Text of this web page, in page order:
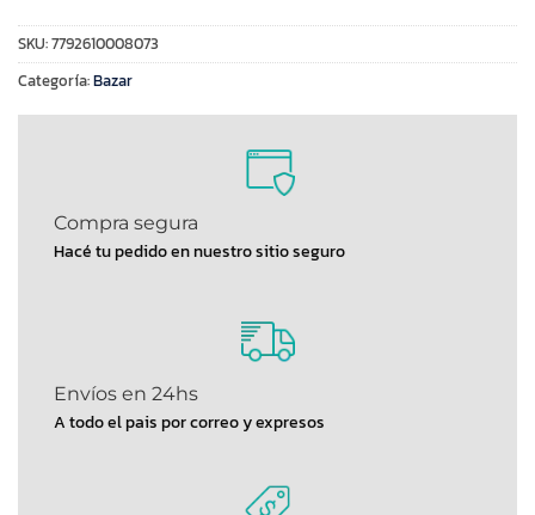
SKU:7792610008073
Categoría:Bazar
Compra segura
Hacé tu pedido en nuestro sitio seguro
Envíos en 24hs
A todo el pais por correo y expresos